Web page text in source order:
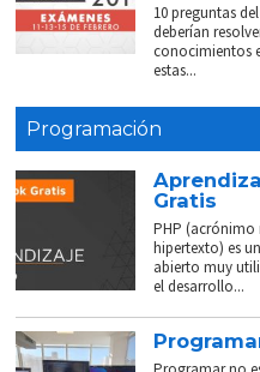
10 preguntas
deberían
conocimientos
estas...
Programación
Gratis
PHP (acrónimo
hipertexto) es
abierto muy
el desarrollo...